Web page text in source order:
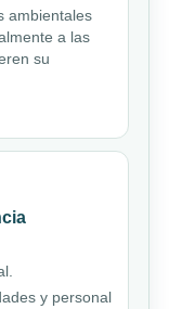
ambientales
a las
su
y personal